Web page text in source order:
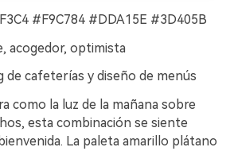
#F9C784 #DDA15E #3D405B
acogedor, optimista
de cafeterías y diseño de menús
como la luz de la mañana sobre
esta combinación se siente
La paleta amarillo plátano